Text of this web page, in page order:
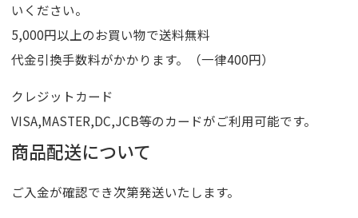
いください。
5,000円以上のお買い物で送料無料
代金引換手数料がかかります。（一律400円）
クレジットカード
VISA,MASTER,DC,JCB等のカードがご利用可能です。
商品配送について
ご入金が確認でき次第発送いたします。